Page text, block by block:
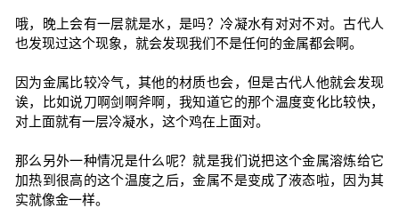
哦，晚上会有一层就是水，是吗？冷凝水有对对不对。古代人
也发现过这个现象，就会发现我们不是任何的金属都会啊。
因为金属比较冷气，其他的材质也会，但是古代人他就会发现
诶，比如说刀啊剑啊斧啊，我知道它的那个温度变化比较快，
对上面就有一层冷凝水，这个鸡在上面对。
那么另外一种情况是什么呢？就是我们说把这个金属溶炼给它
加热到很高的这个温度之后，金属不是变成了液态啦，因为其
实就像金一样。